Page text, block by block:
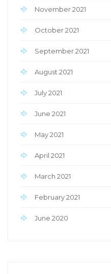
November 2021
October 2021
September 2021
August 2021
July 2021
June 2021
May 2021
April 2021
March 2021
February 2021
June 2020